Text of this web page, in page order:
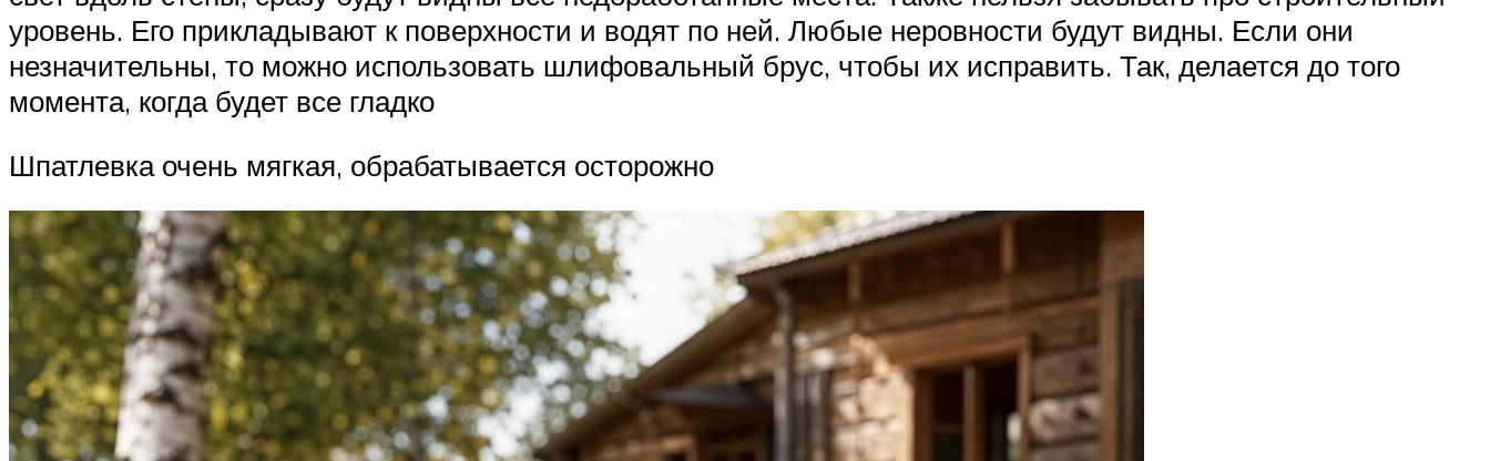
уровень. Его прикладывают к поверхности и водят по ней. Любые неровности будут видны. Если они
незначительны, то можно использовать шлифовальный брус, чтобы их исправить. Так, делается до того
момента, когда будет все гладко
Шпатлевка очень мягкая, обрабатывается осторожно